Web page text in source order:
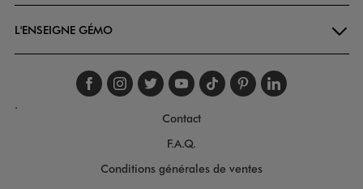
L'ENSEIGNE GÉMO
Suivez-nous sur
Suivez-nous sur
Suivez-nous sur
Suivez-nous
Suivez-nous
Suivez-
.
Contact
F.A.Q.
Conditions générales de ventes